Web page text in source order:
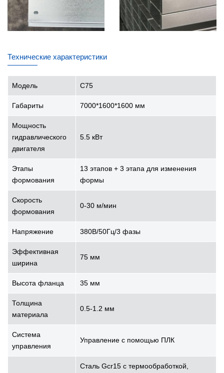
Технические характеристики
Модель C75
Габариты 7000*1600*1600 мм
Мощность
гидравлического
двигателя
5.5 кВт
Этапы
формования
13 этапов + 3 этапа для изменения
формы
Скорость
формования
0-30 м/мин
Напряжение 380В/50Гц/3 фазы
Эффективная
ширина
75 мм
Высота фланца 35 мм
Толщина
материала
0.5-1.2 мм
Система
управления
Управление с помощью ПЛК
Сталь Gcr15 с термообработкой,